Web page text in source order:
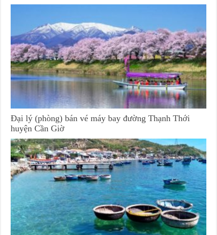
Đại lý (phòng) bán vé máy bay đường Thạnh Thới
huyện Cần Giờ